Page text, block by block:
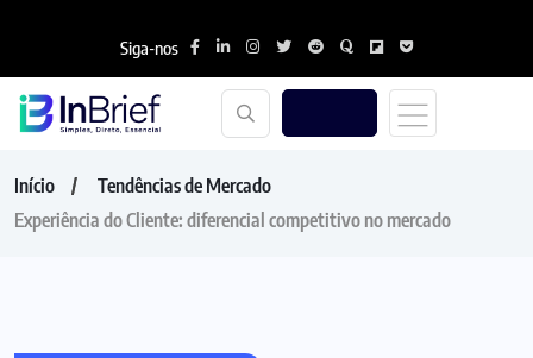
Siga-nos
Início
Tendências de Mercado
Experiência do Cliente: diferencial competitivo no mercado